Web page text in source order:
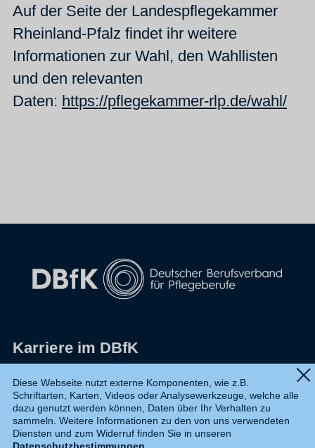
Auf der Seite der Landespflegekammer
Rheinland-Pfalz findet ihr weitere
Informationen zur Wahl, den Wahllisten
und den relevanten
Daten: https://pflegekammer-rlp.de/wahl/
Karriere im DBfK
Datenschutz
Shop
Diese Webseite nutzt externe Komponenten, wie z.B.
Schriftarten, Karten, Videos oder Analysewerkzeuge, welche alle
dazu genutzt werden können, Daten über Ihr Verhalten zu
sammeln. Weitere Informationen zu den von uns verwendeten
Diensten und zum Widerruf finden Sie in unseren